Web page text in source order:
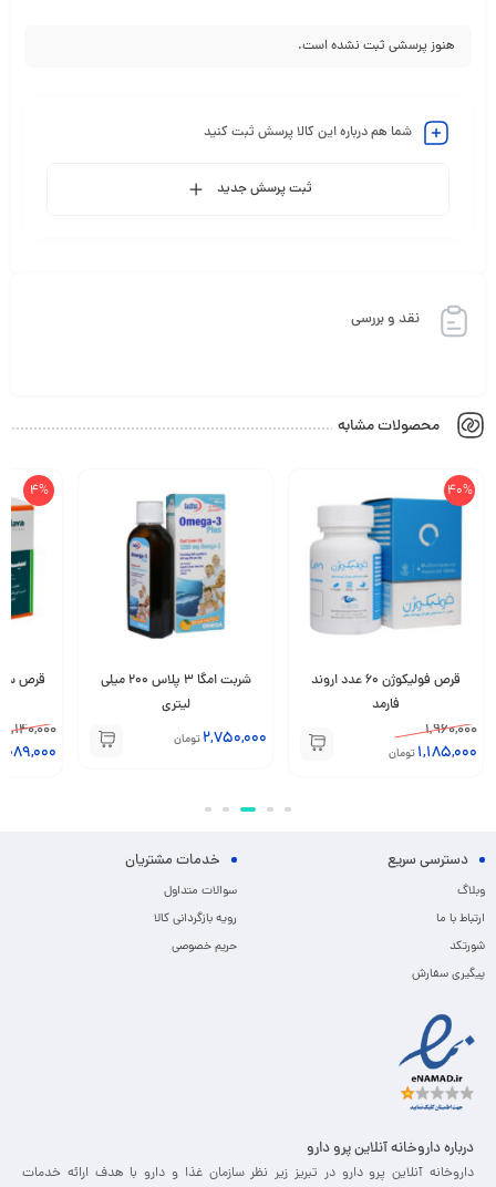
هنوز پرسشی ثبت نشده است.
شما هم درباره این کالا پرسش ثبت کنید
ثبت پرسش جدید
نقد و بررسی
محصولات مشابه
40%
قرص فولیکوژن 60 عدد اروند
فارمد
1,960,000
1,185,000 تومان
شربت امگا 3 پلاس 200 میلی
لیتری
2,750,000 تومان
4%
قرص
1,140,000
دسترسی سریع
وبلاگ
ارتباط با ما
شورتکد
پیگیری سفارش
خدمات مشتریان
سوالات متداول
رویه بازگردانی کالا
حریم خصوصی
درباره داروخانه آنلاین پرو دارو
داروخانه آنلاین پرو دارو در تبریز زیر نظر سازمان غذا و دارو با هدف ارائه خدمات